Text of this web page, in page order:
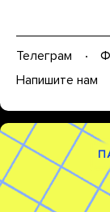
Телеграм
Напишите нам